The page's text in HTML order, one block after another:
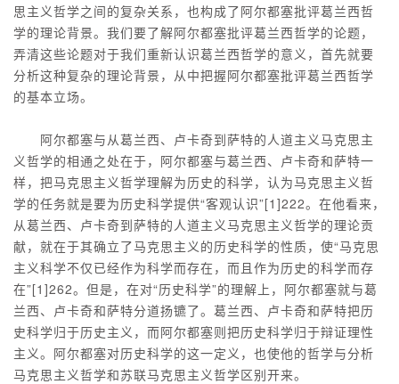
思主义哲学之间的复杂关系，也构成了阿尔都塞批评葛兰西哲
学的理论背景。我们要了解阿尔都塞批评葛兰西哲学的论题，
弄清这些论题对于我们重新认识葛兰西哲学的意义，首先就要
分析这种复杂的理论背景，从中把握阿尔都塞批评葛兰西哲学
的基本立场。
阿尔都塞与从葛兰西、卢卡奇到萨特的人道主义马克思主
义哲学的相通之处在于，阿尔都塞与葛兰西、卢卡奇和萨特一
样，把马克思主义哲学理解为历史的科学，认为马克思主义哲
学的任务就是要为历史科学提供“客观认识”[1]222。在他看来，
从葛兰西、卢卡奇到萨特的人道主义马克思主义哲学的理论贡
献，就在于其确立了马克思主义的历史科学的性质，使“马克思
主义科学不仅已经作为科学而存在，而且作为历史的科学而存
在”[1]262。但是，在对“历史科学”的理解上，阿尔都塞就与葛
兰西、卢卡奇和萨特分道扬镳了。葛兰西、卢卡奇和萨特把历
史科学归于历史主义，而阿尔都塞则把历史科学归于辩证理性
主义。阿尔都塞对历史科学的这一定义，也使他的哲学与分析
马克思主义哲学和苏联马克思主义哲学区别开来。